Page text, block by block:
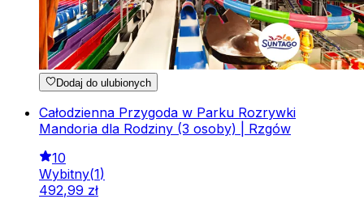
Dodaj do ulubionych
Całodzienna Przygoda w Parku Rozrywki
Mandoria dla Rodziny (3 osoby) | Rzgów
10
Wybitny(1)
492,99 zł